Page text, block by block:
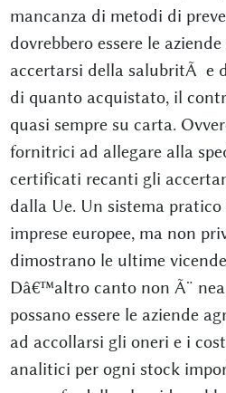
mancanza di metodi di
dovrebbero essere le
accertarsi della salubritÃ e
di quanto acquistato, il
quasi sempre su carta.
fornitrici ad allegare alla
certificati recanti gli
dalla Ue. Un sistema pratico
imprese europee, ma non
dimostrano le ultime
Dâ€™altro canto non Ã¨
possano essere le aziende
ad accollarsi gli oneri e i
analitici per ogni stock